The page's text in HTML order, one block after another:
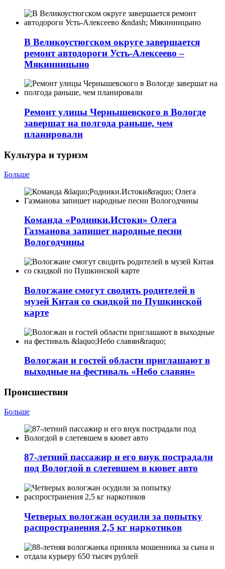
В Великоустюгском округе завершается
ремонт автодороги Усть-Алексеево –
Мякинницыно
Ремонт улицы Чернышевского в Вологде
завершат на полгода раньше, чем
планировали
Культура и туризм
Больше
Команда «Родники.Истоки» Олега
Газманова запишет народные песни
Вологодчины
Вологжане смогут сводить родителей в
музей Китая со скидкой по Пушкинской
карте
Вологжан и гостей области приглашают в
выходные на фестиваль «Небо славян»
Происшествия
Больше
87-летний пассажир и его внук пострадали
под Вологдой в слетевшем в кювет авто
Четверых вологжан осудили за попытку
распространения 2,5 кг наркотиков